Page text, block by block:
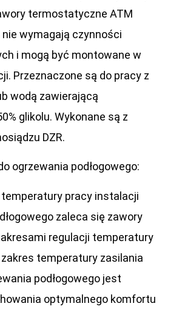
termostatyczne ATM
wymagają czynności
i mogą być montowane w
Przeznaczone są do pracy z
wodą zawierającą
glikolu. Wykonane są z
DZR.
ogrzewania podłogowego:
temperatury pracy instalacji
zaleca się zawory
regulacji temperatury
zakres temperatury zasilania
podłogowego jest
optymalnego komfortu